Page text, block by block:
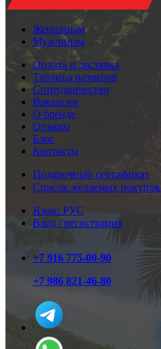
Женщинам
Мужчинам
Оплата и доставка
Таблица размеров
Сотрудничество
Вакансии
О бренде
Отзывы
Блог
Контакты
Подарочный сертификат
Список желаемых покупок
Язык: РУС
Вход / регистрация
+7 916 775-00-90
+7 986 821-46-80